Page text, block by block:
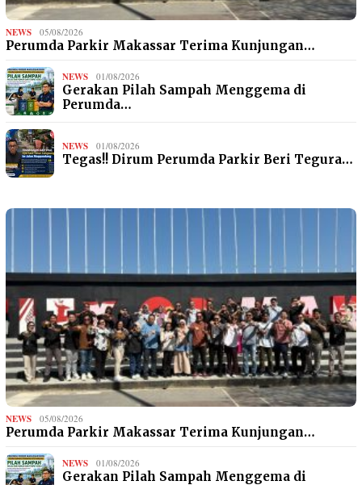
NEWS 05/08/2026
Perumda Parkir Makassar Terima Kunjungan…
NEWS 01/08/2026
Gerakan Pilah Sampah Menggema di
Perumda…
NEWS 01/08/2026
Tegas!! Dirum Perumda Parkir Beri Tegura…
NEWS 05/08/2026
Perumda Parkir Makassar Terima Kunjungan…
NEWS 01/08/2026
Gerakan Pilah Sampah Menggema di